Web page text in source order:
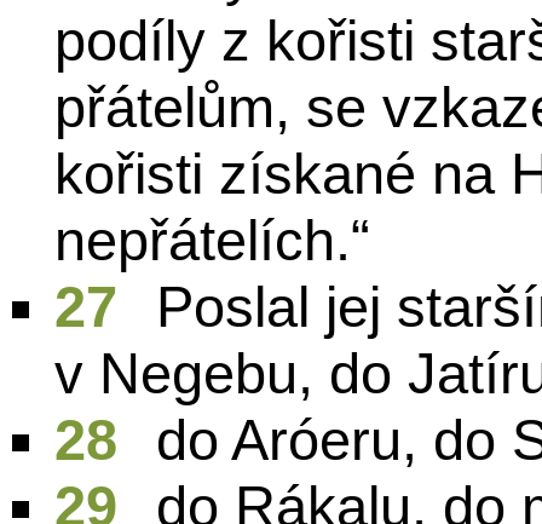
podíly z kořisti
přátelům, se
kořisti získané na
nepřátelích.“
27
Poslal jej
v Negebu, do
28
do Aróeru, do
29
do Rákalu, do